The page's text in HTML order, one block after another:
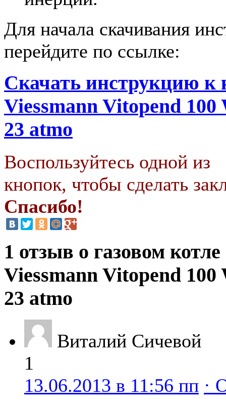
Для начала скачивания
перейдите по ссылке:
Скачать инструкцию к
Viessmann Vitopend 100
23 atmo
Воспользуйтесь одной из
кнопок, чтобы сделать
Спасибо!
1 отзыв о газовом котле
Viessmann Vitopend 100
23 atmo
Виталий Сичевой
1
13.06.2013 в 11:56 пп ·